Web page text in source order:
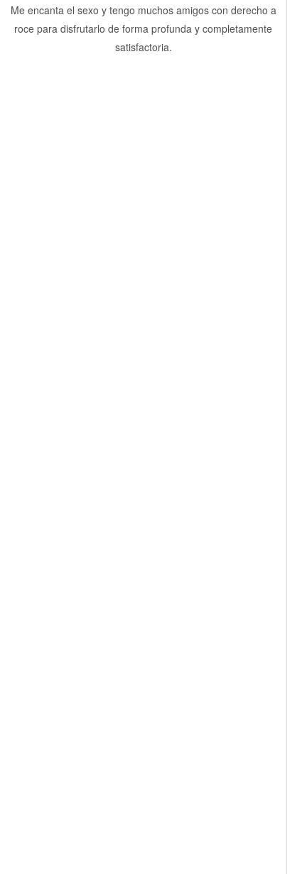
Me encanta el sexo y tengo muchos amigos con derecho a
roce para disfrutarlo de forma profunda y completamente
satisfactoria.